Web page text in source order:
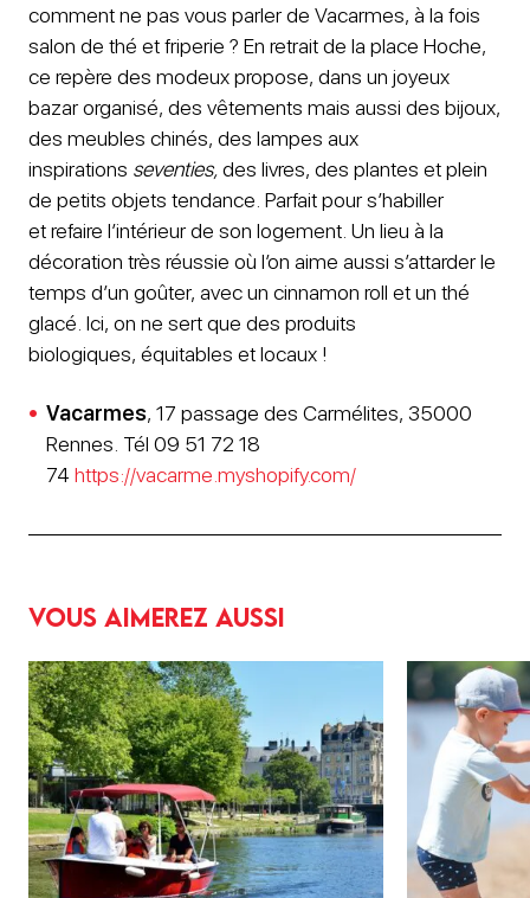
comment ne pas vous parler de Vacarmes, à la fois
salon de thé et friperie ? En retrait de la place Hoche,
ce repère des modeux propose, dans un joyeux
bazar organisé, des vêtements mais aussi des bijoux,
des meubles chinés, des lampes aux
inspirations seventies,des livres, des plantes et plein
de petits objets tendance. Parfait pour s’habiller
et refaire l’intérieur de son logement. Un lieu à la
décoration très réussie où l’on aime aussi s’attarder le
temps d’un goûter, avec un cinnamon roll et un thé
glacé. Ici, on ne sert que des produits
biologiques, équitables et locaux !
Vacarmes, 17 passage des Carmélites, 35000
Rennes. Tél 09 51 72 18
74 https://vacarme.myshopify.com/
Vous aimerez aussi